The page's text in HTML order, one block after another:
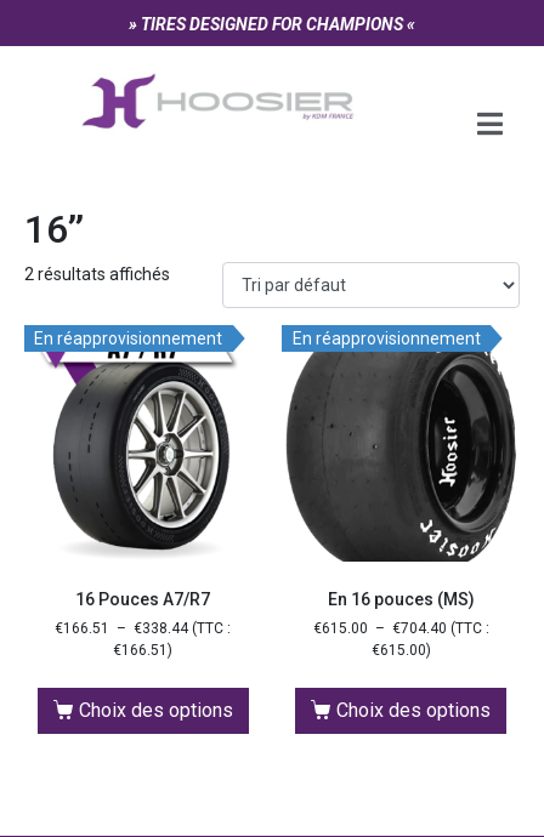
» TIRES DESIGNED FOR CHAMPIONS «
16’’
2 résultats affichés
En réapprovisionnement
16 Pouces A7/R7
€166.51 – €338.44(TTC :
€166.51)
Choix des options
En réapprovisionnement
En 16 pouces (MS)
€615.00 – €704.40 (TTC :
€615.00)
Choix des options